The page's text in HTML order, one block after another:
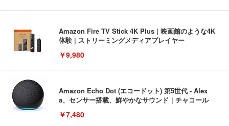
Amazon Fire TV Stick 4K Plus | 映画館のような4K
体験 | ストリーミングメディアプレイヤー
￥9,980
Amazon Echo Dot (エコードット) 第5世代 - Alex
a、センサー搭載、鮮やかなサウンド｜チャコール
￥7,480